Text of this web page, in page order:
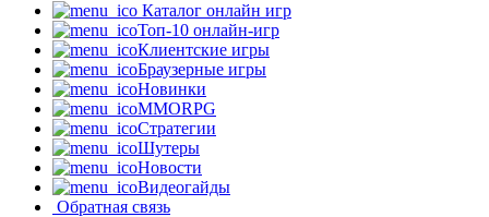
Каталог онлайн игр
Топ-10 онлайн-игр
Клиентские игры
Браузерные игры
Новинки
MMORPG
Стратегии
Шутеры
Новости
Видеогайды
Обратная связь